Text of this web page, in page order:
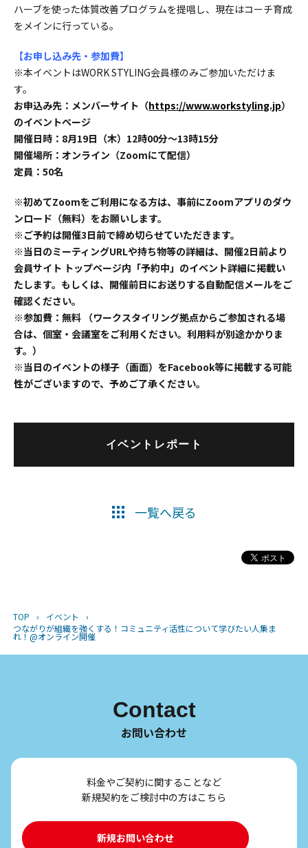
ハーブを使った体質改善プログラムを提唱し、現在はコーチ育成
をメインに行っている。
【お申し込み先・参加費】
※本イベントはWORK STYLING会員様のみご参加いただけま
す。
お申込み先：メンバーサイト（https://www.workstyling.jp）
のイベントページ
開催日時：8月19日（木）12時00分〜13時15分
開催場所：オンライン（Zoomにて配信）
定員：50名
※初めてZoomをご利用になる方は、事前にZoomアプリのダウ
ンロード（無料）をお願いします。
※ご予約は開催3日前で締め切らせていただきます。
※当日のミーティングURLや持ち物等の詳細は、開催2日前より
会員サイト トップページ内「予約中」のイベント詳細に掲載い
たします。もしくは、開催前日にお送りする自動配信メールをご
確認ください。
※参加費：無料 （ワークスタイリング拠点からご参加される場
合は、個室・会議室をご利用ください。利用料が別途かかりま
す。）
※当日のイベントの様子（画面）をFacebook等に掲載する可能
性がございますので、予めご了承ください。
イベントレポート
一覧へ戻る
TOP › イベント
›
つながりが組織を強くする！コミュニティ活性について学びたい人集ま
れ！@オンライン開催
Contact
お問い合わせ
料金やご契約に関することなど
新規契約をご検討中の方はこちら
新規お問い合わせ